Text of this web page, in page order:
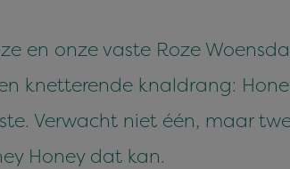
en onze vaste Roze
knetterende knaldrang:
Verwacht niet één, maar
Honey dat kan.